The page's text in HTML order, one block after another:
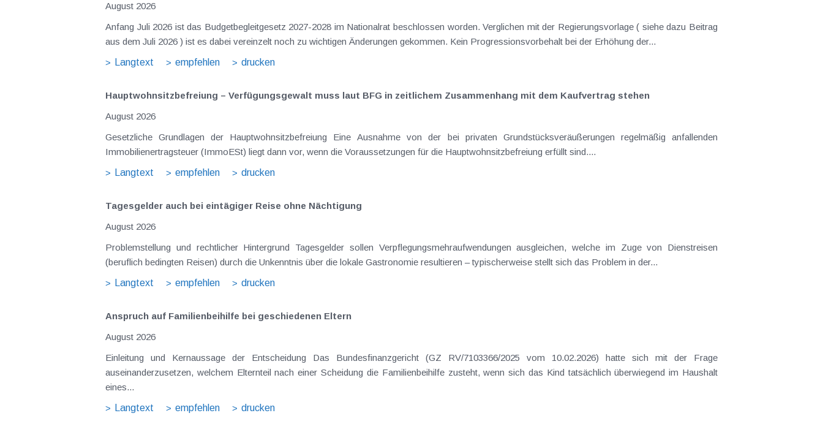
August 2026
Anfang Juli 2026 ist das Budgetbegleitgesetz 2027-2028 im Nationalrat beschlossen worden. Verglichen mit der Regierungsvorlage ( siehe dazu Beitrag
aus dem Juli 2026 ) ist es dabei vereinzelt noch zu wichtigen Änderungen gekommen. Kein Progressionsvorbehalt bei der Erhöhung der...
Langtext
empfehlen drucken
Hauptwohnsitz​­befreiung – Verfügungsgewalt muss laut BFG in zeitlichem Zusammenhang mit dem Kaufvertrag stehen
August 2026
Gesetzliche Grundlagen der Hauptwohnsitzbefreiung Eine Ausnahme von der bei privaten Grundstücksveräußerungen regelmäßig anfallenden
Immobilienertragsteuer (ImmoESt) liegt dann vor, wenn die Voraussetzungen für die Hauptwohnsitzbefreiung erfüllt sind....
Langtext
empfehlen drucken
Tagesgelder auch bei eintägiger Reise ohne Nächtigung
August 2026
Problemstellung und rechtlicher Hintergrund Tagesgelder sollen Verpflegungsmehraufwendungen ausgleichen, welche im Zuge von Dienstreisen
(beruflich bedingten Reisen) durch die Unkenntnis über die lokale Gastronomie resultieren – typischerweise stellt sich das Problem in der...
Langtext
empfehlen drucken
Anspruch auf Familienbeihilfe bei geschiedenen Eltern
August 2026
Einleitung und Kernaussage der Entscheidung Das Bundesfinanzgericht (GZ RV/7103366/2025 vom 10.02.2026) hatte sich mit der Frage
auseinanderzusetzen, welchem Elternteil nach einer Scheidung die Familienbeihilfe zusteht, wenn sich das Kind tatsächlich überwiegend im Haushalt
eines...
Langtext
empfehlen drucken